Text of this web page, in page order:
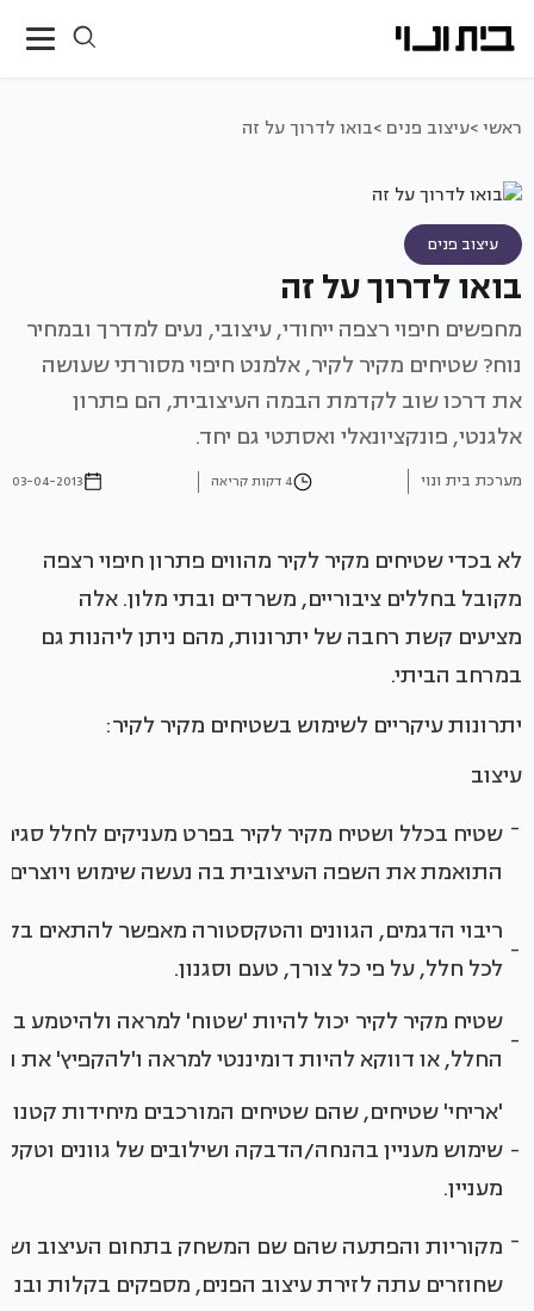
ראשי >עיצוב פנים >בואו לדרוך על זה
עיצוב פנים
בואו לדרוך על זה
מחפשים חיפוי רצפה ייחודי, עיצובי, נעים למדרך ובמחיר
נוח? שטיחים מקיר לקיר, אלמנט חיפוי מסורתי שעושה
את דרכו שוב לקדמת הבמה העיצובית, הם פתרון
אלגנטי, פונקציונאלי ואסתטי גם יחד.
מערכת בית ונוי 4 דקות קריאה 03-04-2013
לא בכדי שטיחים מקיר לקיר מהווים פתרון חיפוי רצפה
מקובל בחללים ציבוריים, משרדים ובתי מלון. אלה
מציעים קשת רחבה של יתרונות, מהם ניתן ליהנות גם
במרחב הביתי.
יתרונות עיקריים לשימוש בשטיחים מקיר לקיר:
עיצוב
- שטיח בכלל ושטיח מקיר לקיר בפרט מעניקים לחלל
התואמת את השפה העיצובית בה נעשה שימוש ויוצרים
-
ריבוי הדגמים, הגוונים והטקסטורה מאפשר להתאים
לכל חלל, על פי כל צורך, טעם וסגנון.
-
שטיח מקיר לקיר יכול להיות 'שטוח' למראה ולהיטמע
החלל, או דווקא להיות דומיננטי למראה ו'להקפיץ' את
-
'אריחי' שטיחים, שהם שטיחים המורכבים מיחידות
שימוש מעניין בהנחה/הדבקה ושילובים של גוונים
מעניין.
- מקוריות והפתעה שהם שם המשחק בתחום העיצוב
שחוזרים עתה לזירת עיצוב הפנים, מספקים בקלות